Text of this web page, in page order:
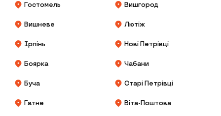
Гостомель Вишгород
Вишневе Лютіж
Ірпінь Нові Петрівці
Боярка Чабани
Буча Старі Петрівці
Гатне Віта-Поштова